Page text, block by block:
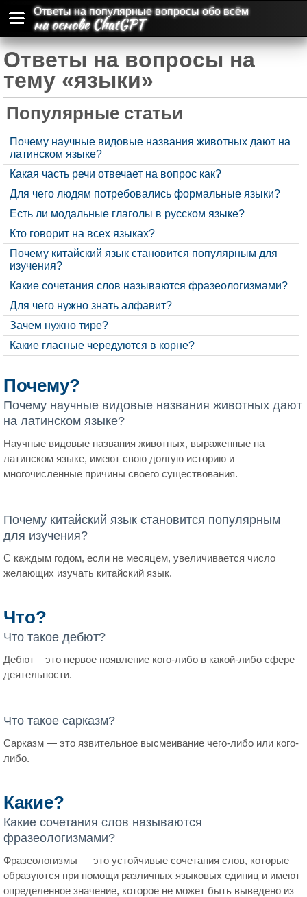
Ответы на популярные вопросы обо всём
на основе ChatGPT
Ответы на вопросы на
тему «языки»
Популярные статьи
Почему научные видовые названия животных дают на
латинском языке?
Какая часть речи отвечает на вопрос как?
Для чего людям потребовались формальные языки?
Есть ли модальные глаголы в русском языке?
Кто говорит на всех языках?
Почему китайский язык становится популярным для
изучения?
Какие сочетания слов называются фразеологизмами?
Для чего нужно знать алфавит?
Зачем нужно тире?
Какие гласные чередуются в корне?
Почему?
Почему научные видовые названия животных дают
на латинском языке?
Научные видовые названия животных, выраженные на
латинском языке, имеют свою долгую историю и
многочисленные причины своего существования.
Почему китайский язык становится популярным
для изучения?
С каждым годом, если не месяцем, увеличивается число
желающих изучать китайский язык.
Что?
Что такое дебют?
Дебют – это первое появление кого-либо в какой-либо сфере
деятельности.
Что такое сарказм?
Сарказм — это язвительное высмеивание чего-либо или кого-
либо.
Какие?
Какие сочетания слов называются
фразеологизмами?
Фразеологизмы — это устойчивые сочетания слов, которые
образуются при помощи различных языковых единиц и имеют
определенное значение, которое не может быть выведено из